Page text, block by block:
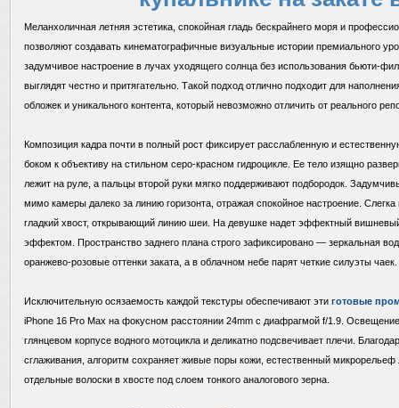
Меланхоличная летняя эстетика, спокойная гладь бескрайнего моря и
позволяют создавать кинематографичные визуальные истории премиального
задумчивое настроение в лучах уходящего солнца без использования бьюти-
выглядят честно и притягательно. Такой подход отлично подходит для
обложек и уникального контента, который невозможно отличить от реального
Композиция кадра почти в полный рост фиксирует расслабленную и
боком к объективу на стильном серо-красном гидроцикле. Ее тело изящно
лежит на руле, а пальцы второй руки мягко поддерживают подбородок.
мимо камеры далеко за линию горизонта, отражая спокойное настроение.
гладкий хвост, открывающий линию шеи. На девушке надет эффектный
эффектом. Пространство заднего плана строго зафиксировано — зеркальная
оранжево-розовые оттенки заката, а в облачном небе парят четкие силуэты чаек.
Исключительную осязаемость каждой текстуры обеспечивают эти готовые
iPhone 16 Pro Max на фокусном расстоянии 24mm с диафрагмой f/1.9. Освещение
глянцевом корпусе водного мотоцикла и деликатно подсвечивает плечи.
сглаживания, алгоритм сохраняет живые поры кожи, естественный микрорельеф
отдельные волоски в хвосте под слоем тонкого аналогового зерна.